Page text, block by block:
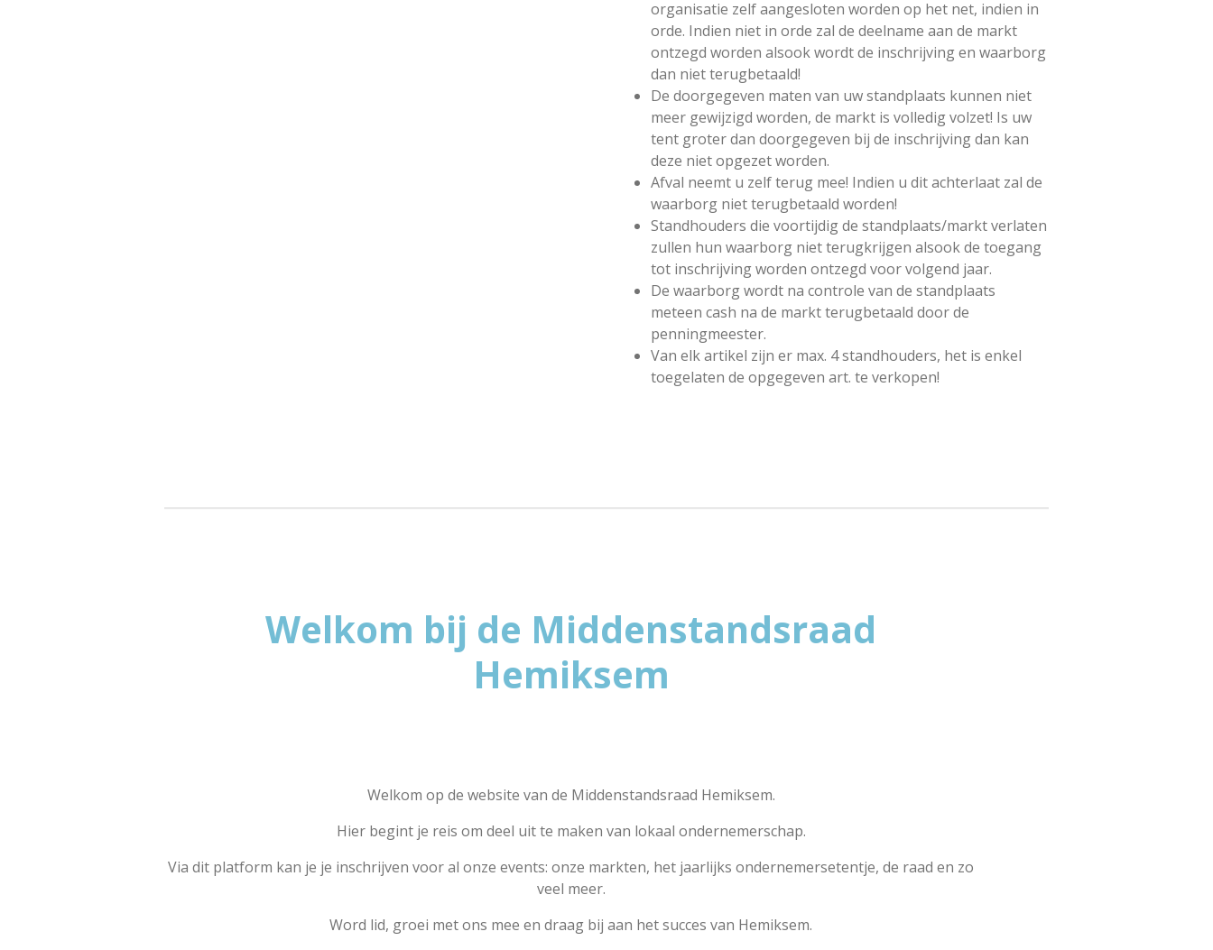
organisatie zelf aangesloten worden op het net, indien in
orde. Indien niet in orde zal de deelname aan de markt
ontzegd worden alsook wordt de inschrijving en waarborg
dan niet terugbetaald!
De doorgegeven maten van uw standplaats kunnen niet
meer gewijzigd worden, de markt is volledig volzet! Is uw
tent groter dan doorgegeven bij de inschrijving dan kan
deze niet opgezet worden.
Afval neemt u zelf terug mee! Indien u dit achterlaat zal de
waarborg niet terugbetaald worden!
Standhouders die voortijdig de standplaats/markt verlaten
zullen hun waarborg niet terugkrijgen alsook de toegang
tot inschrijving worden ontzegd voor volgend jaar.
De waarborg wordt na controle van de standplaats
meteen cash na de markt terugbetaald door de
penningmeester.
Van elk artikel zijn er max. 4 standhouders, het is enkel
toegelaten de opgegeven art. te verkopen!
Welkom bij de Middenstandsraad
Hemiksem
Welkom op de website van de Middenstandsraad Hemiksem.
Hier begint je reis om deel uit te maken van lokaal ondernemerschap.
Via dit platform kan je je inschrijven voor al onze events: onze markten, het jaarlijks ondernemersetentje, de raad en zo
veel meer.
Word lid, groei met ons mee en draag bij aan het succes van Hemiksem.